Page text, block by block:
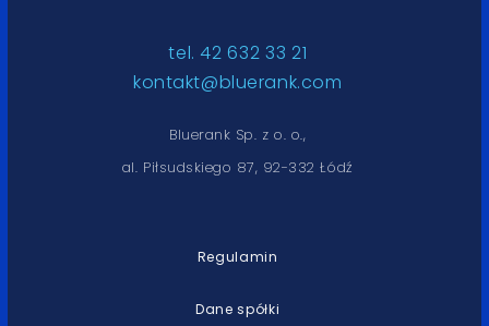
tel. 42 632 33 21
kontakt@bluerank.com
Bluerank Sp. z o. o.,
al. Piłsudskiego 87, 92-332 Łódź
Regulamin
Dane spółki